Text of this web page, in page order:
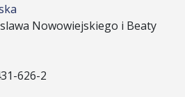
Nowowiejskiego i Beaty
626-2